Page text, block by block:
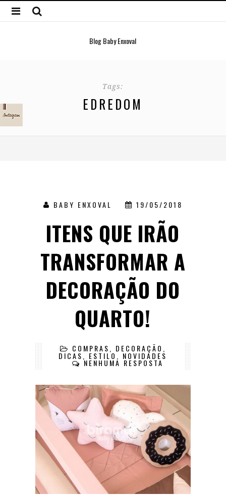
Blog Baby Enxoval
Tags:
EDREDOM
BABY ENXOVAL 19/05/2018
ITENS QUE IRÃO
TRANSFORMAR A
DECORAÇÃO DO
QUARTO!
COMPRAS DECORAÇÃO
DICAS ESTILO NOVIDADES
NENHUMA RESPOSTA